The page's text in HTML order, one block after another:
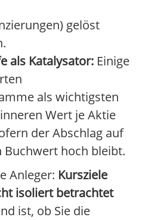
gelöst
als Katalysator: Einige
als wichtigsten
Wert je Aktie
der Abschlag auf
Buchwert hoch bleibt.
Anleger: Kursziele
isoliert betrachtet
ist, ob Sie die